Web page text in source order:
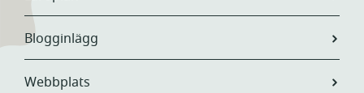
Blogginlägg
Webbplats